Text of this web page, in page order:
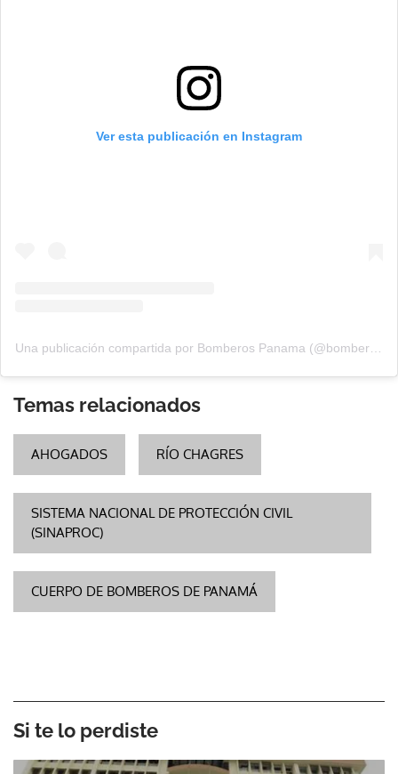
Ver esta publicación en Instagram
Temas relacionados
AHOGADOS RÍO CHAGRES
SISTEMA NACIONAL DE PROTECCIÓN CIVIL
(SINAPROC)
CUERPO DE BOMBEROS DE PANAMÁ
Si te lo perdiste